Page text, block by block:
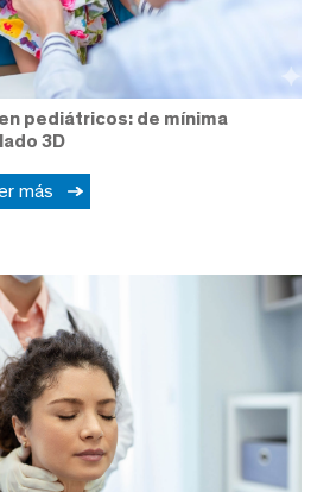
pediátricos: de mínima
3D
más